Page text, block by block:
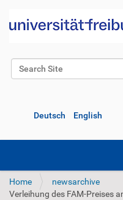
Search Site
Deutsch English
Home
newsarchive
Verleihung des FAM-Preises